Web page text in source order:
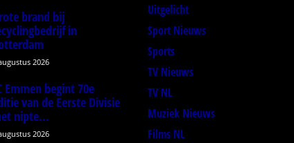
brand bij
in
2026
Emmen begint 70e
van de Eerste Divisie
nipte...
2026
Uitgelicht
Sport Nieuws
Sports
TV Nieuws
TV NL
Muziek Nieuws
Films NL